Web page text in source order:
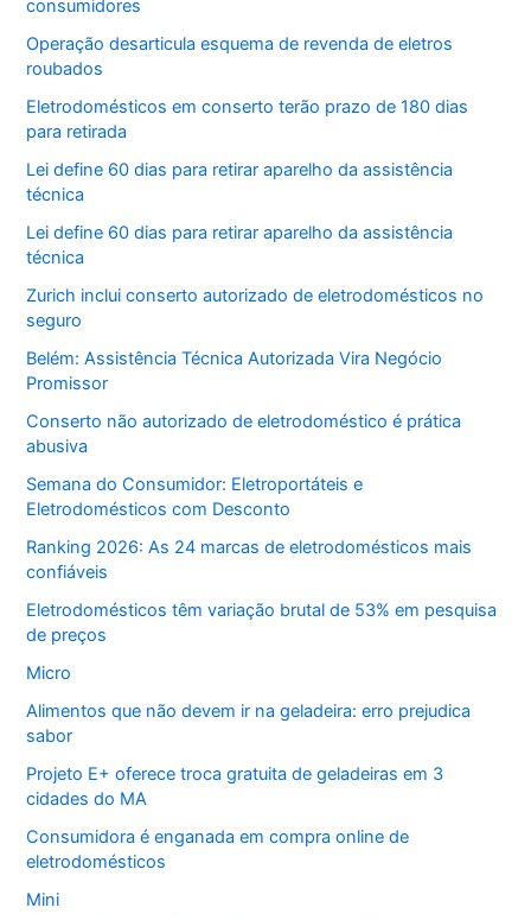
consumidores
Operação desarticula esquema de revenda de eletros
roubados
Eletrodomésticos em conserto terão prazo de 180 dias
para retirada
Lei define 60 dias para retirar aparelho da assistência
técnica
Lei define 60 dias para retirar aparelho da assistência
técnica
Zurich inclui conserto autorizado de eletrodomésticos no
seguro
Belém: Assistência Técnica Autorizada Vira Negócio
Promissor
Conserto não autorizado de eletrodoméstico é prática
abusiva
Semana do Consumidor: Eletroportáteis e
Eletrodomésticos com Desconto
Ranking 2026: As 24 marcas de eletrodomésticos mais
confiáveis
Eletrodomésticos têm variação brutal de 53% em pesquisa
de preços
Micro
Alimentos que não devem ir na geladeira: erro prejudica
sabor
Projeto E+ oferece troca gratuita de geladeiras em 3
cidades do MA
Consumidora é enganada em compra online de
eletrodomésticos
Mini